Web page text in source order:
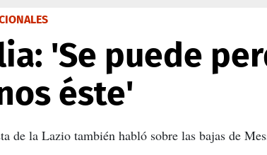
'Se puede
éste'
de la Lazio también habló sobre las bajas de